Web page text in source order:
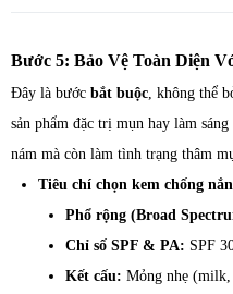
Bước 5: Bảo Vệ Toàn Diện
Đây là bước bắt buộc, không thể
sản phẩm đặc trị mụn hay làm
nám mà còn làm tình trạng thâm
Tiêu chí chọn kem chống
Phổ rộng (Broad
Chỉ số SPF & PA: SPF
Kết cấu: Mỏng nhẹ (milk,